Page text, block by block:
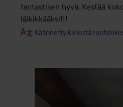
fantastisen hyvä. Kestää
läikikkääksi!!!
Käännetty kielestä